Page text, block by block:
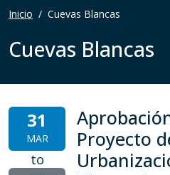
Inicio Cuevas Blancas
Cuevas Blancas
31
MAR
to
Proyecto